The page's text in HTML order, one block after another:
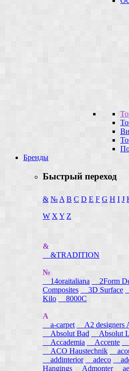
Бренды
Быстрый переход
& № A B C D E F G H I J
W X Y Z
&
&TRADITION
№
14oraitaliana
2Form
Composites
3D Surface
Kilo
8000C
A
a-carpet
A2 designers
Absolut Bad
Absolut
Accademia
Accente
ACO Haustechnik
addinterior
adeco
Hangings Admonter